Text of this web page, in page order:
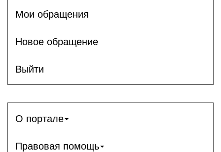
Мои обращения
Новое обращение
Выйти
О портале
Правовая помощь